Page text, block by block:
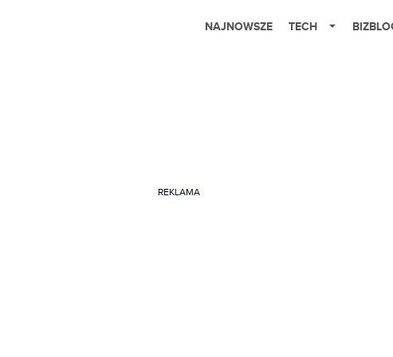
NAJNOWSZE TECH
REKLAMA